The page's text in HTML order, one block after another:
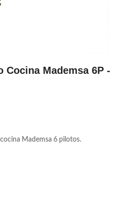
Cocina Mademsa 6P -
Mademsa 6 pilotos.